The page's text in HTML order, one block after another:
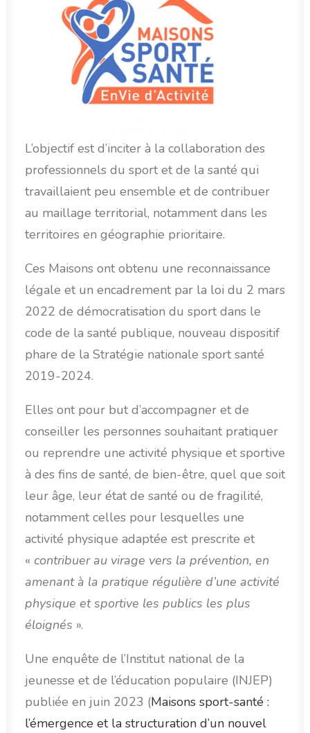
L’objectif est d’inciter à la collaboration des
professionnels du sport et de la santé qui
travaillaient peu ensemble et de contribuer
au maillage territorial, notamment dans les
territoires en géographie prioritaire.
Ces Maisons ont obtenu une reconnaissance
légale et un encadrement par la loi du 2 mars
2022 de démocratisation du sport dans le
code de la santé publique, nouveau dispositif
phare de la Stratégie nationale sport santé
2019-2024.
Elles ont pour but d’accompagner et de
conseiller les personnes souhaitant pratiquer
ou reprendre une activité physique et sportive
à des fins de santé, de bien-être, quel que soit
leur âge, leur état de santé ou de fragilité,
notamment celles pour lesquelles une
activité physique adaptée est prescrite et
« contribuer au virage vers la prévention, en
amenant à la pratique régulière d’une activité
physique et sportive les publics les plus
éloignés ».
Une enquête de l’Institut national de la
jeunesse et de l’éducation populaire (INJEP)
publiée en juin 2023 (Maisons sport-santé :
l’émergence et la structuration d’un nouvel